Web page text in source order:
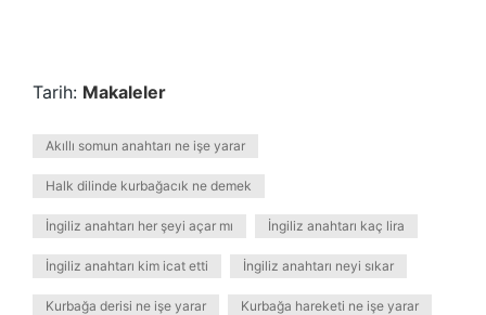
Tarih: Makaleler
Akıllı somun anahtarı ne işe yarar
Halk dilinde kurbağacık ne demek
İngiliz anahtarı her şeyi açar mı İngiliz anahtarı kaç lira
İngiliz anahtarı kim icat etti İngiliz anahtarı neyi sıkar
Kurbağa derisi ne işe yarar Kurbağa hareketi ne işe yarar